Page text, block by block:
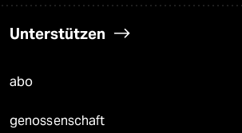
Unterstützen
abo
genossenschaft